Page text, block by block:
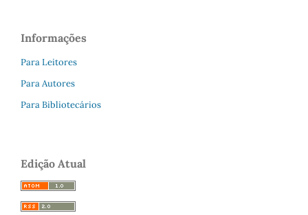
Informações
Para Leitores
Para Autores
Para Bibliotecários
Edição Atual